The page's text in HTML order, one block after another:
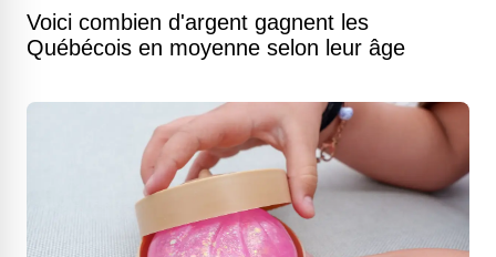
Voici combien d'argent gagnent les
Québécois en moyenne selon leur âge